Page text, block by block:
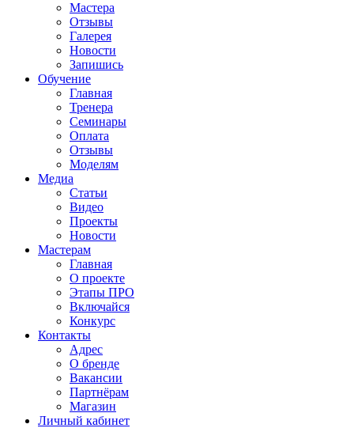
Мастера
Отзывы
Галерея
Новости
Запишись
Обучение
Главная
Тренера
Семинары
Оплата
Отзывы
Моделям
Медиа
Статьи
Видео
Проекты
Новости
Мастерам
Главная
О проекте
Этапы ПРО
Включайся
Конкурс
Контакты
Адрес
О бренде
Вакансии
Партнёрам
Магазин
Личный кабинет